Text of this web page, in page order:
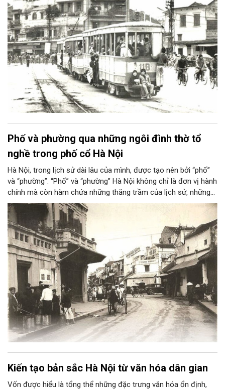
Phố và phường qua những ngôi đình thờ tổ
nghề trong phố cổ Hà Nội
Hà Nội, trong lịch sử dài lâu của mình, được tạo nên bởi “phố”
và “phường”. “Phố” và “phường” Hà Nội không chỉ là đơn vị hành
chính mà còn hàm chứa những thăng trầm của lịch sử, những
đổi thay của xã hội và những giá trị được kiến tạo bởi các cộng
đồng dân cư Thăng Long - Hà Nội. Một trong những điểm nổi
bật của quá trình kiến tạo này là sự gắn bó mật thiết giữa
“phường” với tư cách là đơn vị hành chính đô thị và “phường”
với tư cách là một tổ chức nghề nghiệp và “phố” là nơi buôn
bán của cư dân đô thị. Trải qua thời gian, dấu ấn đậm nét của
những phường nghề Thăng Long xưa vẫn được lưu lại ở các
ngôi đình thờ tổ nghề ngay trong vùng lõi của Thủ đô, được gọi
là khu phố cổ.
Kiến tạo bản sắc Hà Nội từ văn hóa dân gian
Vốn được hiểu là tổng thể những đặc trưng văn hóa ổn định,